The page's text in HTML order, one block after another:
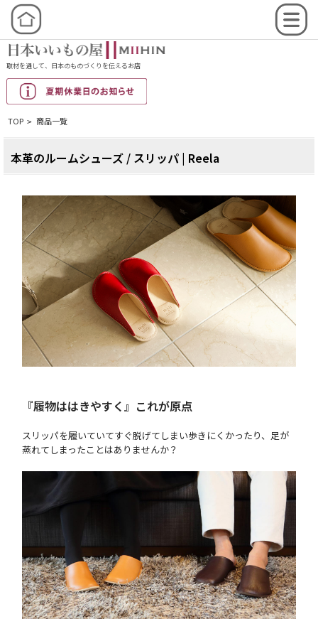
取材を通して、日本のものづくりを伝えるお店
TOP > 商品一覧
本革のルームシューズ / スリッパ | Reela
『履物ははきやすく』これが原点
スリッパを履いていてすぐ脱げてしまい歩きにくかったり、足が
蒸れてしまったことはありませんか？